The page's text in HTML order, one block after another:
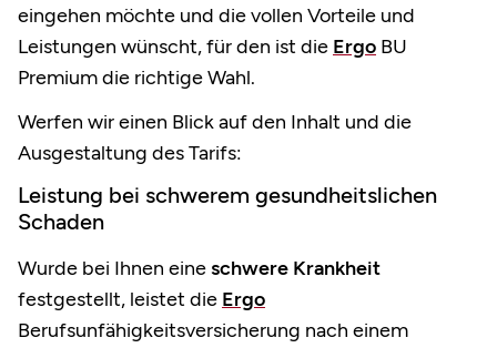
eingehen möchte und die vollen Vorteile und
Leistungen wünscht, für den ist die Ergo BU
Premium die richtige Wahl.
Werfen wir einen Blick auf den Inhalt und die
Ausgestaltung des Tarifs:
Leistung bei schwerem gesundheitslichen
Schaden
Wurde bei Ihnen eineschwere Krankheit
festgestellt, leistet die Ergo
Berufsunfähigkeitsversicherung nach einem